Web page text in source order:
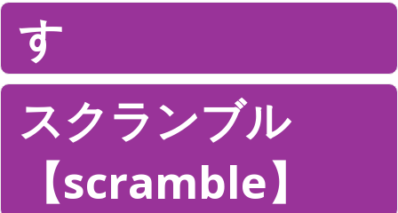
す
スクランブル
【scramble】